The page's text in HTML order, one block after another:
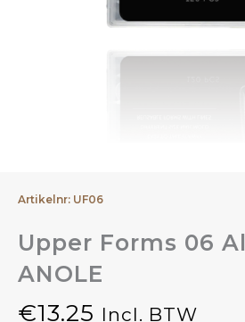
Artikelnr: UF06
Upper Forms 06
ANOLE
€13.25 Incl. BTW